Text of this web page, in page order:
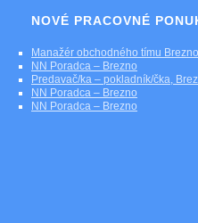
NOVÉ PRACOVNÉ
Manažér obchodného tímu Brezno
NN Poradca – Brezno
Predavač/ka – pokladník/čka,
NN Poradca – Brezno
NN Poradca – Brezno